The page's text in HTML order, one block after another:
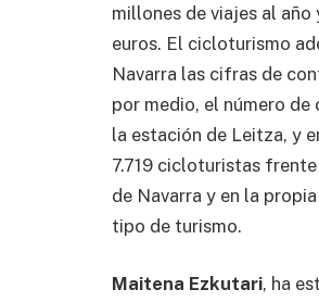
millones de viajes al
euros. El cicloturismo
Navarra las cifras de
por medio, el número
la estación de Leitza, y
7.719 cicloturistas
de Navarra y en la
tipo de turismo.
Maitena Ezkutari, ha